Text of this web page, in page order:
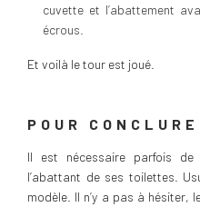
cuvette et l’abattement
écrous.
Et voilà le tour est joué.
POUR CONCLURE
Il est nécessaire parfois de
l’abattant de ses toilettes.
modèle. Il n’y a pas à hésiter,